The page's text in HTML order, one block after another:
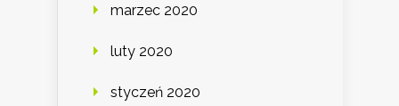
marzec 2020
luty 2020
styczeń 2020